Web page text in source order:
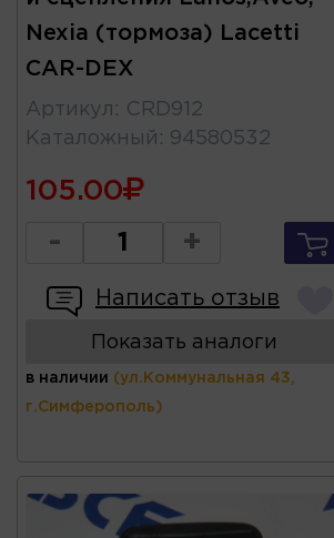
Nexia (тормоза) Lacetti
CAR-DEX
Артикул : CRD912
Каталожный : 94580532
105.00
- +
Написать отзыв
Показать аналоги
в наличии (ул.Коммунальная 43,
г.Симферополь)